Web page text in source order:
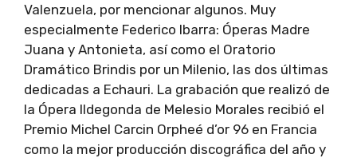
Valenzuela, por mencionar algunos. Muy
especialmente Federico Ibarra: Óperas Madre
Juana y Antonieta, así como el Oratorio
Dramático Brindis por un Milenio, las dos últimas
dedicadas a Echauri. La grabación que realizó de
la Ópera lldegonda de Melesio Morales recibió el
Premio Michel Carcin Orpheé d’or 96 en Francia
como la mejor producción discográfica del año y